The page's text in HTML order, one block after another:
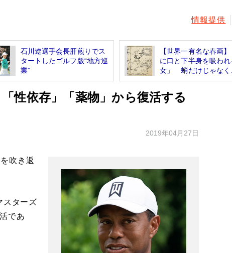
情報提供
石川遼選手会長肝煎りでス
タートしたゴルフ版“地方巡
業”
【世界一有名な春画
に口と下半身を吸われ
女」 蛸だけじゃなく
性依存」「薬物」から復活する
2019年04月27日
吹き返
スターズ
であ